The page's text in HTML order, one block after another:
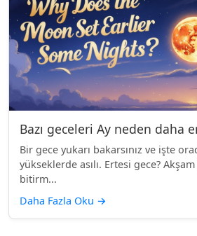
Bazı geceleri Ay neden daha
Bir gece yukarı bakarsınız ve işte
yükseklerde asılı. Ertesi gece?
bitirm...
Daha Fazla Oku →